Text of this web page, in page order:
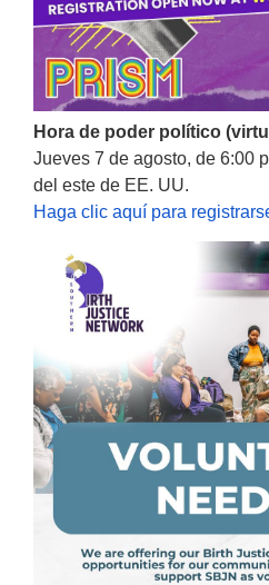
Hora de poder político
Jueves 7 de agosto, de 6:00
del este de EE. UU.
Haga clic aquí para